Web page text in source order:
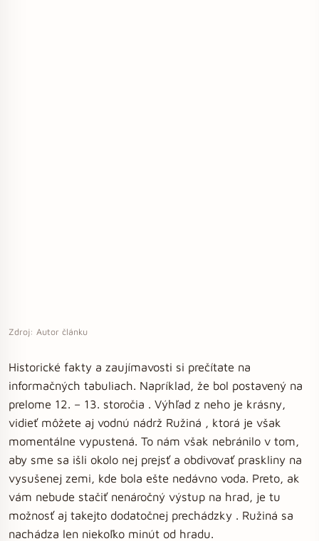
Zdroj: Autor článku
Historické fakty a zaujímavosti si prečítate na
informačných tabuliach. Napríklad, že bol postavený na
prelome 12. – 13. storočia . Výhľad z neho je krásny,
vidieť môžete aj vodnú nádrž Ružiná , ktorá je však
momentálne vypustená. To nám však nebránilo v tom,
aby sme sa išli okolo nej prejsť a obdivovať praskliny na
vysušenej zemi, kde bola ešte nedávno voda. Preto, ak
vám nebude stačiť nenáročný výstup na hrad, je tu
možnosť aj takejto dodatočnej prechádzky . Ružiná sa
nachádza len niekoľko minút od hradu.